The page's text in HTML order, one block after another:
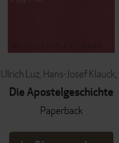
Ulrich Luz, Hans-Josef Klauck,
Die Apostelgeschichte
Paperback